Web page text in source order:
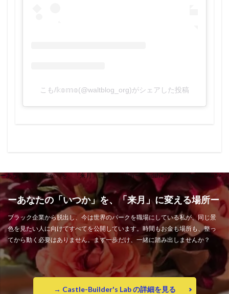
こも/𝕜𝕠𝕞𝕠(@waltblog_org)がシェアした投稿
ーあなたの「いつか」を、「来月」に変える場所ー" width="768" height="432" >
ーあなたの「いつか」を、「来月」に変える場所ー
ブラック企業から脱出し、今は世界のパークを職場にしている私が、同じ景
色を見たい人に向けてすべてを公開しています。時間もお金も場所も、整っ
てから動く必要はありません。まず一歩だけ、一緒に踏み出しませんか？
→ Castle-Builder's Lab の詳細を見る